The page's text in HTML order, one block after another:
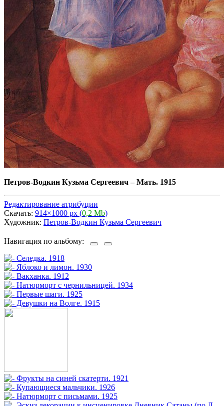
Петров-Водкин Кузьма Сергеевич–Мать. 1915
Редактирование атрибуции
Скачать: 914×1000 px (0,2 Mb)
Художник: Петров-Водкин Кузьма Сергеевич
Навигация по альбому: